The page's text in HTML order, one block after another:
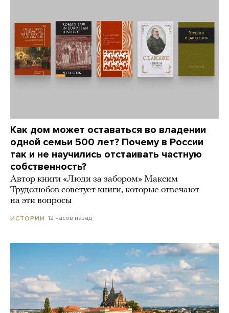
Как дом может оставаться во владении
одной семьи 500 лет? Почему в России
так и не научились отстаивать частную
собственность?
Автор книги «Люди за забором» Максим
Трудолюбов советует книги, которые отвечают
на эти вопросы
ИСТОРИИ 12 часов назад